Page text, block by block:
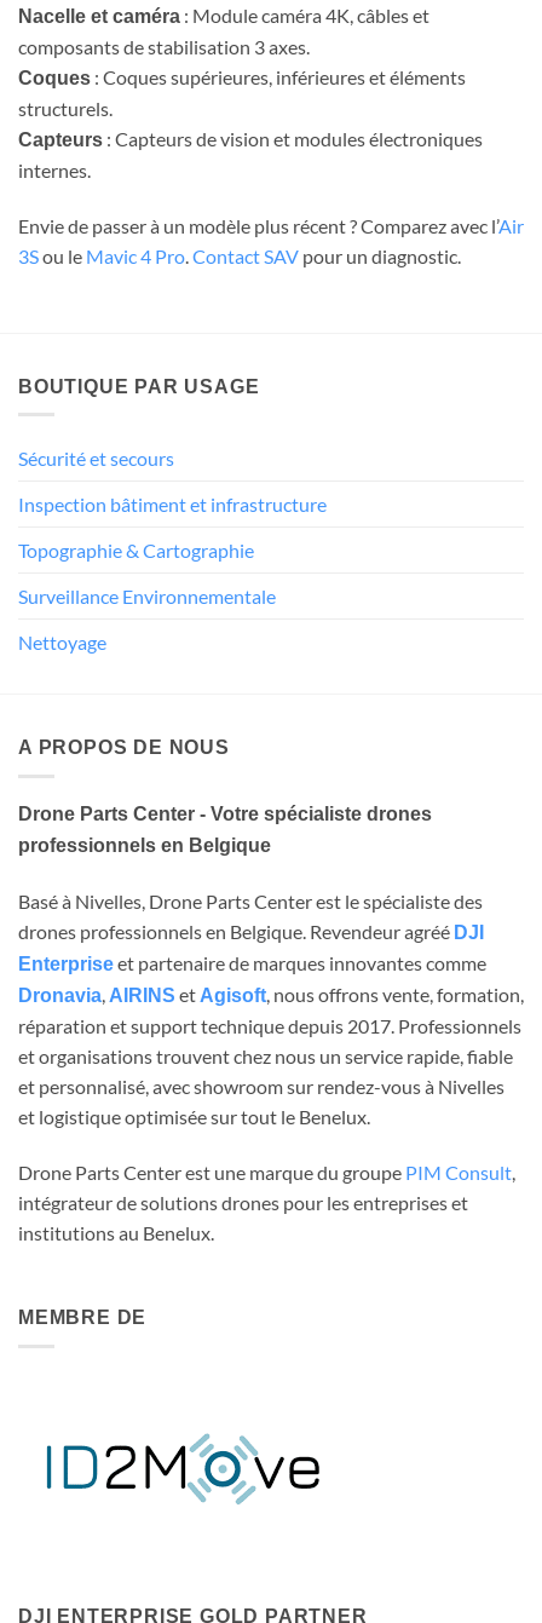
Nacelle et caméra : Module caméra 4K, câbles et
composants de stabilisation 3 axes.
Coques : Coques supérieures, inférieures et éléments
structurels.
Capteurs : Capteurs de vision et modules électroniques
internes.
Envie de passer à un modèle plus récent ? Comparez avec l’Air
3Sou le Mavic 4 Pro.Contact SAV pour un diagnostic.
BOUTIQUE PAR USAGE
Sécurité et secours
Inspection bâtiment et infrastructure
Topographie & Cartographie
Surveillance Environnementale
Nettoyage
A PROPOS DE NOUS
Drone Parts Center - Votre spécialiste drones
professionnels en Belgique
Basé à Nivelles, Drone Parts Center est le spécialiste des
drones professionnels en Belgique. Revendeur agréé DJI
Enterpriseet partenaire de marques innovantes comme
Dronavia, AIRINS et Agisoft, nous offrons vente, formation,
réparation et support technique depuis 2017. Professionnels
et organisations trouvent chez nous un service rapide, fiable
et personnalisé, avec showroom sur rendez-vous à Nivelles
et logistique optimisée sur tout le Benelux.
Drone Parts Center est une marque du groupe PIM Consult
intégrateur de solutions drones pour les entreprises et
institutions au Benelux.
MEMBRE DE
DJI ENTERPRISE GOLD PARTNER